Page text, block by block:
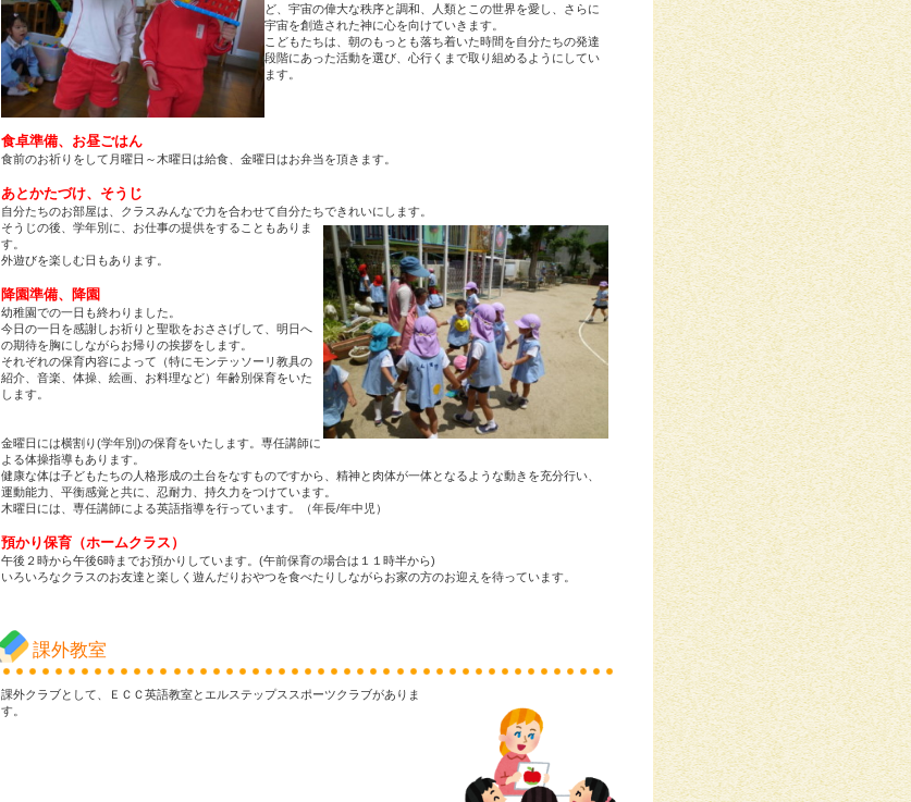
ど、宇宙の偉大な秩序と調和、人類とこの世界を愛し、さらに
宇宙を創造された神に心を向けていきます。
こどもたちは、朝のもっとも落ち着いた時間を自分たちの発達
段階にあった活動を選び、心行くまで取り組めるようにしてい
ます。
食卓準備、お昼ごはん
食前のお祈りをして月曜日～木曜日は給食、金曜日はお弁当を頂きます。
あとかたづけ、そうじ
自分たちのお部屋は、クラスみんなで力を合わせて自分たちできれいにします。
そうじの後、学年別に、お仕事の提供をすることもありま
す。
外遊びを楽しむ日もあります。
降園準備、降園
幼稚園での一日も終わりました。
今日の一日を感謝しお祈りと聖歌をおささげして、明日へ
の期待を胸にしながらお帰りの挨拶をします。
それぞれの保育内容によって（特にモンテッソーリ教具の
紹介、音楽、体操、絵画、お料理など）年齢別保育をいた
します。
金曜日には横割り(学年別)の保育をいたします。専任講師に
よる体操指導もあります。
健康な体は子どもたちの人格形成の土台をなすものですから、精神と肉体が一体となるような動きを充分行い、
運動能力、平衡感覚と共に、忍耐力、持久力をつけています。
木曜日には、専任講師による英語指導を行っています。（年長/年中児）
預かり保育（ホームクラス）
午後２時から午後6時までお預かりしています。(午前保育の場合は１１時半から)
いろいろなクラスのお友達と楽しく遊んだりおやつを食べたりしながらお家の方のお迎えを待っています。
課外教室
課外クラブとして、ＥＣＣ英語教室とエルステップススポーツクラブがありま
す。